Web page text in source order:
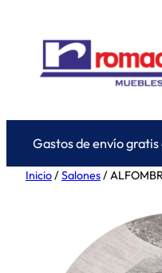
contenido
Gastos de envío
Inicio/Salones/